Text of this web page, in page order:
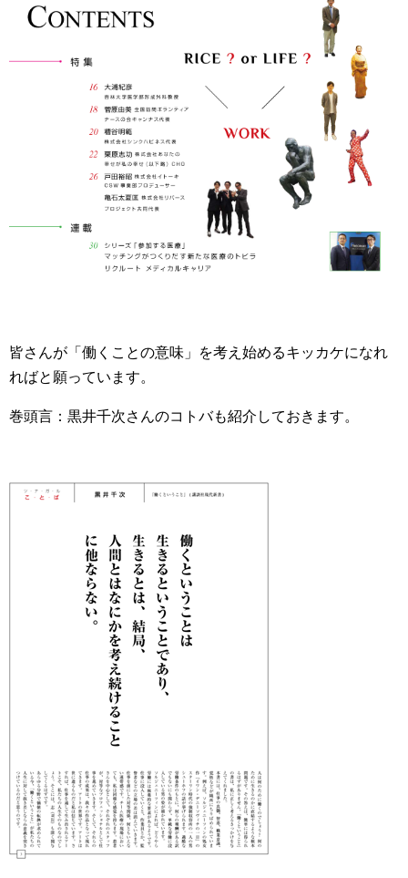
皆さんが「働くことの意味」を考え始めるキッカケになれ
ればと願っています。
巻頭言：黒井千次さんのコトバも紹介しておきます。